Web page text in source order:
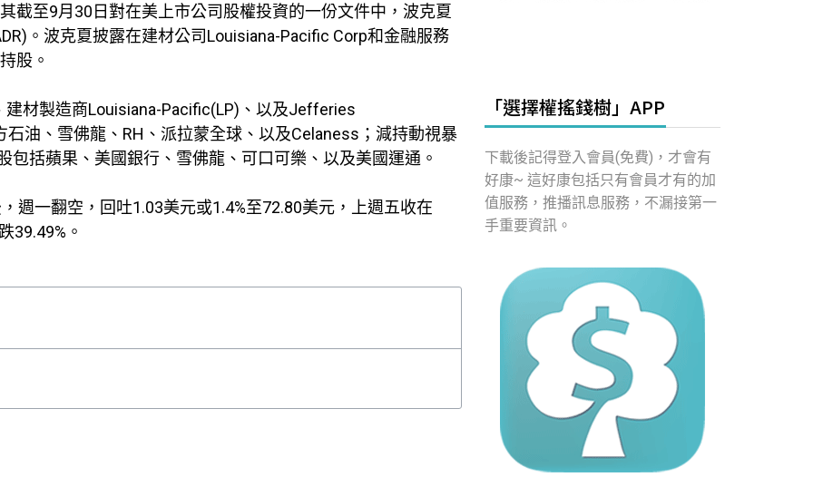
截至9月30日對在美上市公司股權投資的一份文件中，波克夏
。波克夏披露在建材公司Louisiana-Pacific Corp和金融服務
股。
材製造商Louisiana-Pacific(LP)、以及Jefferies
石油、雪佛龍、RH、派拉蒙全球、以及Celaness；減持動視暴
括蘋果、美國銀行、雪佛龍、可口可樂、以及美國運通。
週一翻空，回吐1.03美元或1.4%至72.80美元，上週五收在
39.49%。
「選擇權搖錢樹」APP
下載後記得登入會員(免費)，才會有
好康~ 這好康包括只有會員才有的加
值服務，推播訊息服務，不漏接第一
手重要資訊。